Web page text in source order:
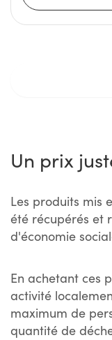
Un prix
Les produits mis
été récupérés et
d'économie
En achetant ces
activité
maximum de
quantité de